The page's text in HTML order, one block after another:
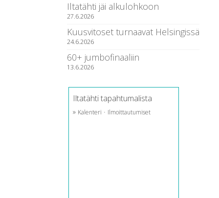
Iltatähti jäi alkulohkoon
27.6.2026
Kuusvitoset turnaavat Helsingissä
24.6.2026
60+ jumbofinaaliin
13.6.2026
Iltatähti tapahtumalista
» Kalenteri · Ilmoittautumiset